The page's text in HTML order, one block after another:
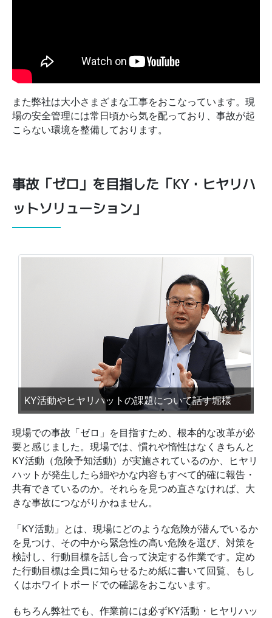
また弊社は大小さまざまな工事をおこなっています。現
場の安全管理には常日頃から気を配っており、事故が起
こらない環境を整備しております。
事故「ゼロ」を目指した「KY・ヒヤリハ
ットソリューション」
KY活動やヒヤリハットの課題について話す堀様
現場での事故「ゼロ」を目指すため、根本的な改革が必
要と感じました。現場では、慣れや惰性はなくきちんと
KY活動（危険予知活動）が実施されているのか、ヒヤリ
ハットが発生したら細やかな内容もすべて的確に報告・
共有できているのか。それらを見つめ直さなければ、大
きな事故につながりかねません。
「KY活動」とは、現場にどのような危険が潜んでいるか
を見つけ、その中から緊急性の高い危険を選び、対策を
検討し、行動目標を話し合って決定する作業です。定め
た行動目標は全員に知らせるため紙に書いて回覧、もし
くはホワイトボードでの確認をおこないます。
もちろん弊社でも、作業前には必ずKY活動・ヒヤリハッ